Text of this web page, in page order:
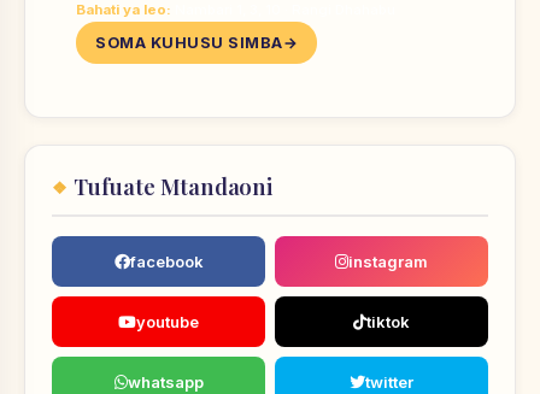
Bahati ya leo:
SOMA KUHUSU SIMBA
Tufuate Mtandaoni
facebook instagram
youtube tiktok
whatsapp twitter